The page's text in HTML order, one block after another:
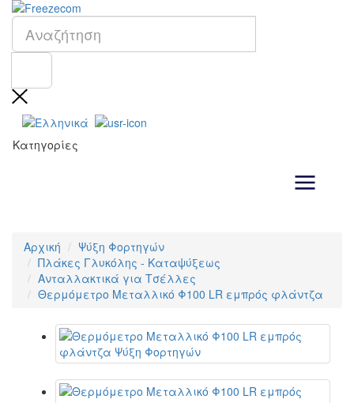
Κατηγορίες
Αρχική
Ψύξη Φορτηγών
Πλάκες Γλυκόλης - Καταψύξεως
Ανταλλακτικά για Τσέλλες
Θερμόμετρο Μεταλλικό Φ100 LR εμπρός φλάντζα